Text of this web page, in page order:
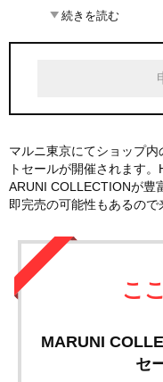
・JR総武線快速「馬
続きを読む
マルニ東京にてショップ
トセールが開催されます
ARUNI COLLECTIONが豊
即完売の可能性もあるので
こ
MARUNI
セ